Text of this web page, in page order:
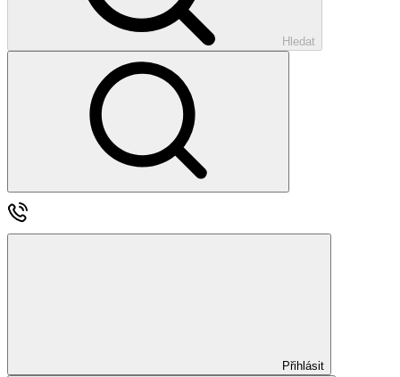
Hledat
Přihlásit